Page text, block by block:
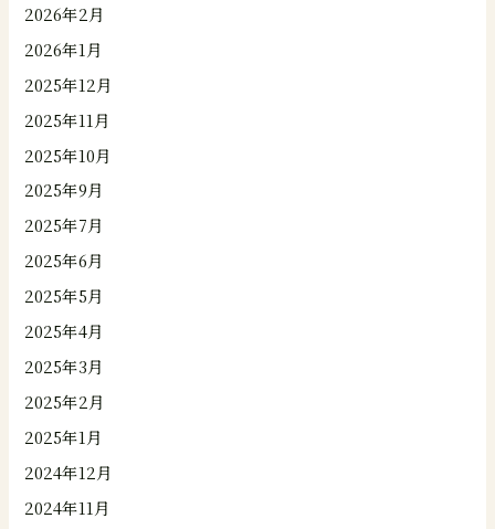
2026年2月
2026年1月
2025年12月
2025年11月
2025年10月
2025年9月
2025年7月
2025年6月
2025年5月
2025年4月
2025年3月
2025年2月
2025年1月
2024年12月
2024年11月